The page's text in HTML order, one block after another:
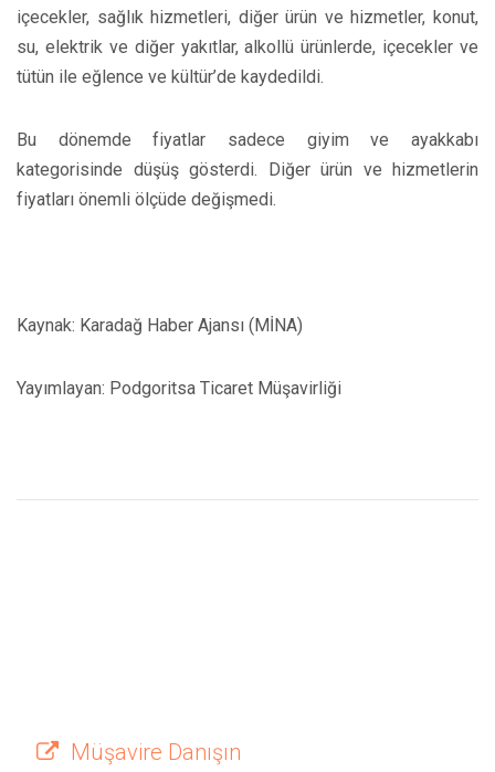
içecekler, sağlık hizmetleri, diğer ürün ve hizmetler, konut,
su, elektrik ve diğer yakıtlar, alkollü ürünlerde, içecekler ve
tütün ile eğlence ve kültür’de kaydedildi.
Bu dönemde fiyatlar sadece giyim ve ayakkabı
kategorisinde düşüş gösterdi. Diğer ürün ve hizmetlerin
fiyatları önemli ölçüde değişmedi.
Kaynak: Karadağ Haber Ajansı (MİNA)
Yayımlayan: Podgoritsa Ticaret Müşavirliği
Müşavire Danışın